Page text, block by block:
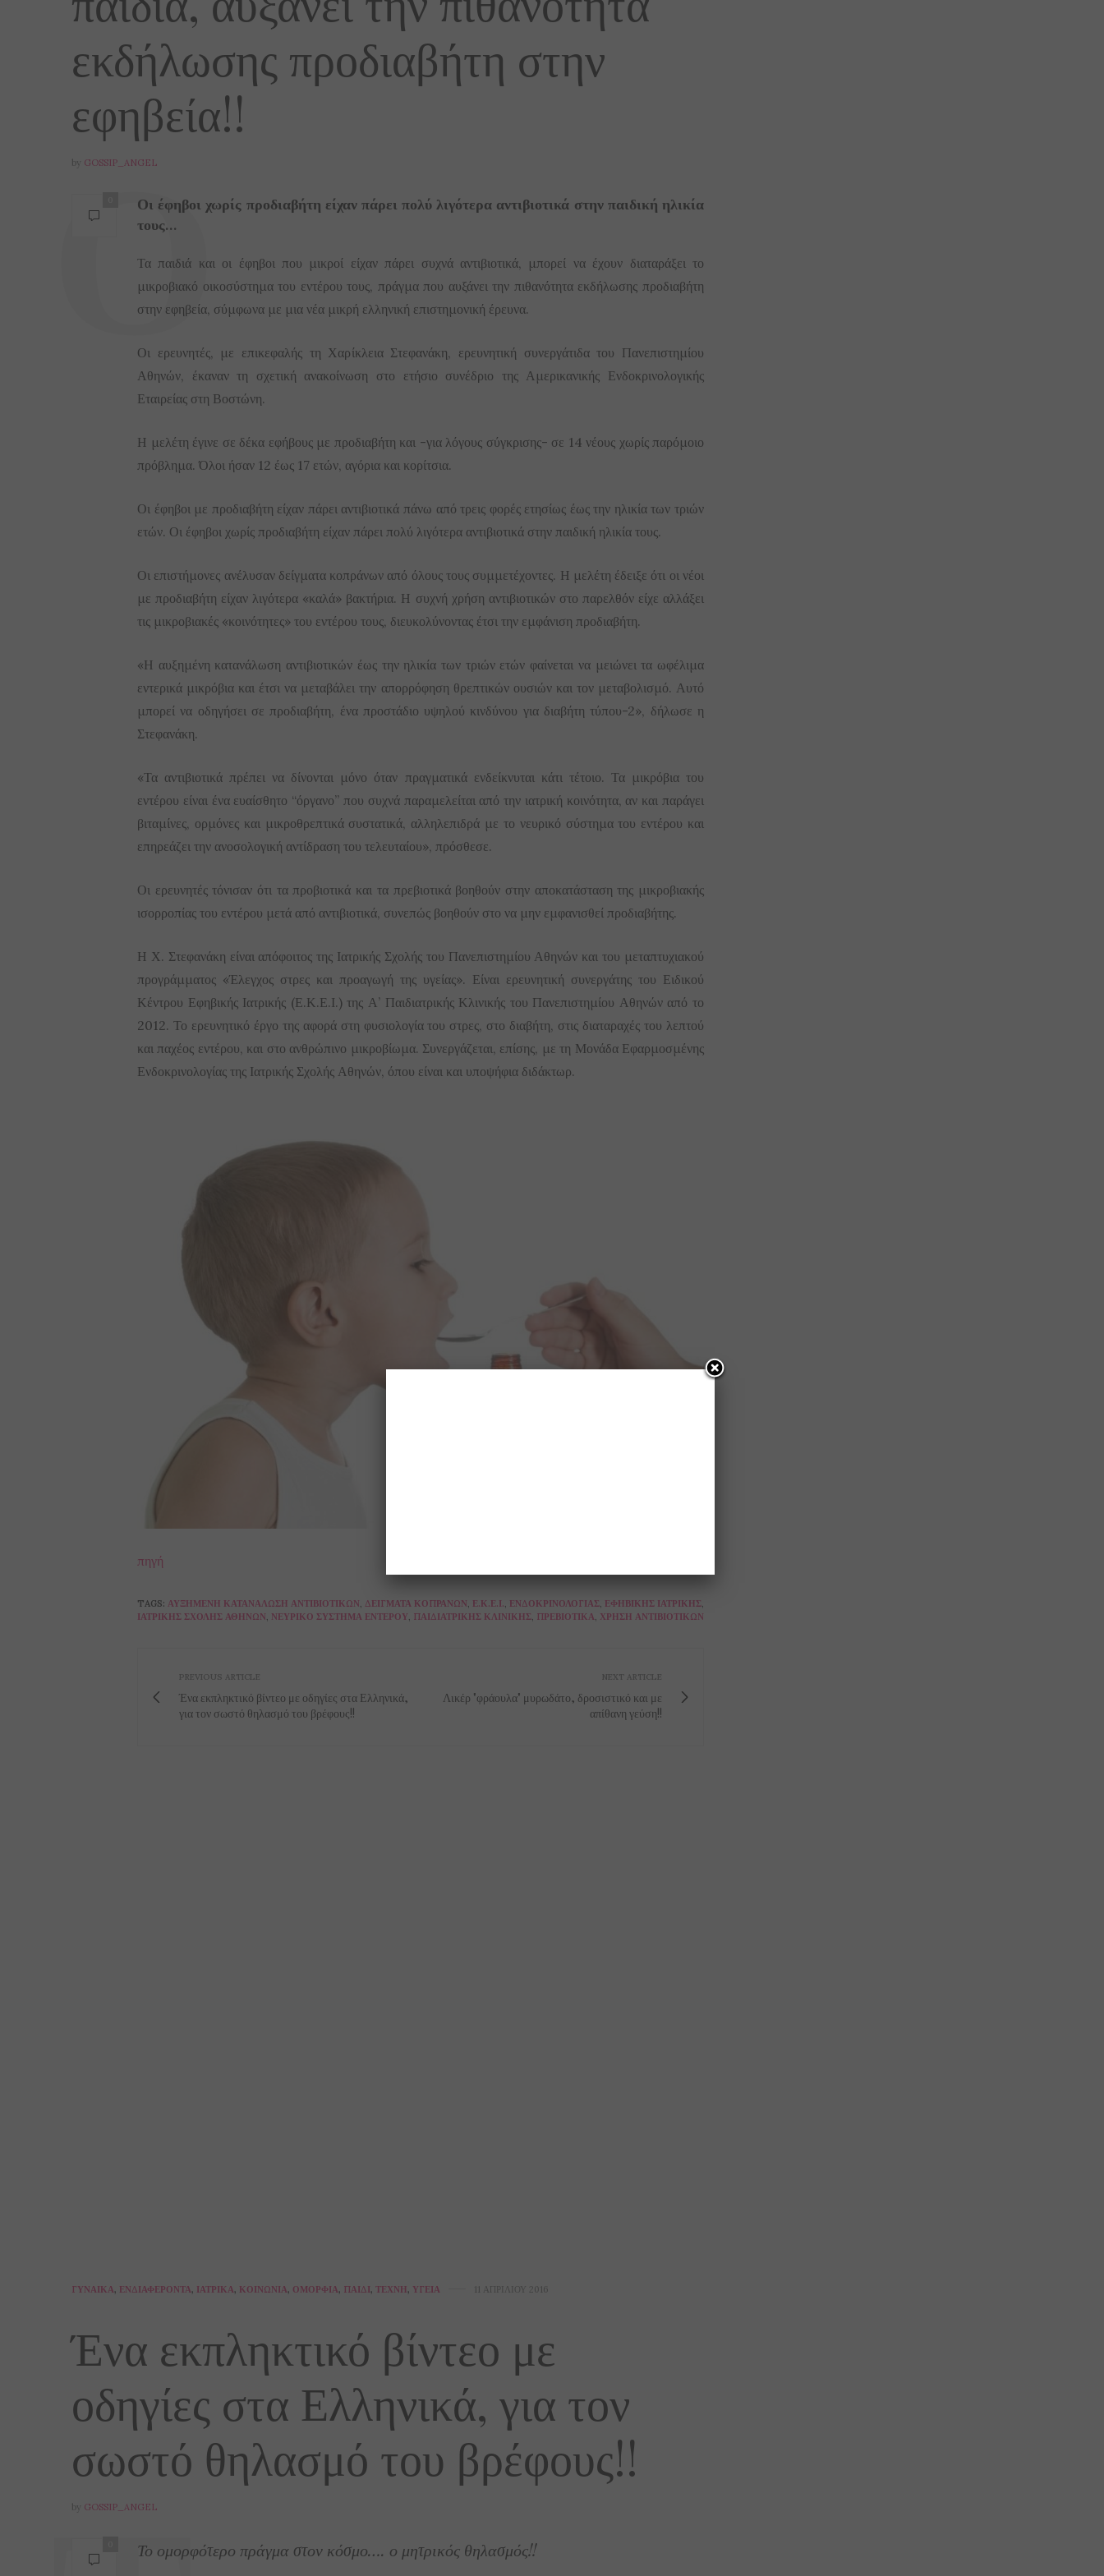
εκδήλωσης προδιαβήτη στην
εφηβεία!!
by GOSSIP_ANGEL
Οι έφηβοι χωρίς προδιαβήτη είχαν πάρει πολύ λιγότερα αντιβιοτικά στην παιδική ηλικία
τους…
Τα παιδιά και οι έφηβοι που μικροί είχαν πάρει συχνά αντιβιοτικά, μπορεί να έχουν διαταράξει το
μικροβιακό οικοσύστημα του εντέρου τους, πράγμα που αυξάνει την πιθανότητα εκδήλωσης προδιαβήτη
στην εφηβεία, σύμφωνα με μια νέα μικρή ελληνική επιστημονική έρευνα.
Οι ερευνητές, με επικεφαλής τη Χαρίκλεια Στεφανάκη, ερευνητική συνεργάτιδα του Πανεπιστημίου
Αθηνών, έκαναν τη σχετική ανακοίνωση στο ετήσιο συνέδριο της Αμερικανικής Ενδοκρινολογικής
Εταιρείας στη Βοστώνη.
Η μελέτη έγινε σε δέκα εφήβους με προδιαβήτη και -για λόγους σύγκρισης- σε 14 νέους χωρίς παρόμοιο
πρόβλημα. Όλοι ήσαν 12 έως 17 ετών, αγόρια και κορίτσια.
Οι έφηβοι με προδιαβήτη είχαν πάρει αντιβιοτικά πάνω από τρεις φορές ετησίως έως την ηλικία των τριών
ετών. Οι έφηβοι χωρίς προδιαβήτη είχαν πάρει πολύ λιγότερα αντιβιοτικά στην παιδική ηλικία τους.
Οι επιστήμονες ανέλυσαν δείγματα κοπράνων από όλους τους συμμετέχοντες. Η μελέτη έδειξε ότι οι νέοι
με προδιαβήτη είχαν λιγότερα «καλά» βακτήρια. Η συχνή χρήση αντιβιοτικών στο παρελθόν είχε αλλάξει
τις μικροβιακές «κοινότητες» του εντέρου τους, διευκολύνοντας έτσι την εμφάνιση προδιαβήτη.
«Η αυξημένη κατανάλωση αντιβιοτικών έως την ηλικία των τριών ετών φαίνεται να μειώνει τα ωφέλιμα
εντερικά μικρόβια και έτσι να μεταβάλει την απορρόφηση θρεπτικών ουσιών και τον μεταβολισμό. Αυτό
μπορεί να οδηγήσει σε προδιαβήτη, ένα προστάδιο υψηλού κινδύνου για διαβήτη τύπου-2», δήλωσε η
Στεφανάκη.
«Τα αντιβιοτικά πρέπει να δίνονται μόνο όταν πραγματικά ενδείκνυται κάτι τέτοιο. Τα μικρόβια του
εντέρου είναι ένα ευαίσθητο “όργανο” που συχνά παραμελείται από την ιατρική κοινότητα, αν και παράγει
βιταμίνες, ορμόνες και μικροθρεπτικά συστατικά, αλληλεπιδρά με το νευρικό σύστημα του εντέρου και
επηρεάζει την ανοσολογική αντίδραση του τελευταίου», πρόσθεσε.
Οι ερευνητές τόνισαν ότι τα προβιοτικά και τα πρεβιοτικά βοηθούν στην αποκατάσταση της μικροβιακής
ισορροπίας του εντέρου μετά από αντιβιοτικά, συνεπώς βοηθούν στο να μην εμφανισθεί προδιαβήτης.
Η Χ. Στεφανάκη είναι απόφοιτος της Ιατρικής Σχολής του Πανεπιστημίου Αθηνών και του μεταπτυχιακού
προγράμματος «Έλεγχος στρες και προαγωγή της υγείας». Είναι ερευνητική συνεργάτης του Ειδικού
Κέντρου Εφηβικής Ιατρικής (Ε.Κ.Ε.Ι.) της Α’ Παιδιατρικής Κλινικής του Πανεπιστημίου Αθηνών από το
2012. Το ερευνητικό έργο της αφορά στη φυσιολογία του στρες, στο διαβήτη, στις διαταραχές του λεπτού
και παχέος εντέρου, και στο ανθρώπινο μικροβίωμα. Συνεργάζεται, επίσης, με τη Μονάδα Εφαρμοσμένης
Ενδοκρινολογίας της Ιατρικής Σχολής Αθηνών, όπου είναι και υποψήφια διδάκτωρ.
πηγή
TAGS: ΑΥΞΗΜΈΝΗ ΚΑΤΑΝΆΛΩΣΗ ΑΝΤΙΒΙΟΤΙΚΏΝ ΔΕΊΓΜΑΤΑ ΚΟΠΡΆΝΩΝ Ε.Κ.Ε.Ι. ΕΝΔΟΚΡΙΝΟΛΟΓΊΑΣ ΕΦΗΒΙΚΉΣ ΙΑΤΡΙΚΉΣ
ΙΑΤΡΙΚΉΣ ΣΧΟΛΉΣ ΑΘΗΝΏΝ ΝΕΥΡΙΚΌ ΣΎΣΤΗΜΑ ΕΝΤΈΡΟΥ ΠΑΙΔΙΑΤΡΙΚΉΣ ΚΛΙΝΙΚΉΣ ΠΡΕΒΙΟΤΙΚΆ ΧΡΉΣΗ ΑΝΤΙΒΙΟΤΙΚΏΝ
PREVIOUS ARTICLE
Ένα εκπληκτικό βίντεο με οδηγίες στα Ελληνικά,
για τον σωστό θηλασμό του βρέφους!!
NEXT ARTICLE
Λικέρ "φράουλα" μυρωδάτο, δροσιστικό και με
απίθανη γεύση!!
ΓΥΝΑΊΚΑ, ΕΝΔΙΑΦΈΡΟΝΤΑ, ΙΑΤΡΙΚΆ, ΚΟΙΝΩΝΊΑ, ΟΜΟΡΦΙΆ, ΠΑΙΔΊ, ΤΈΧΝΗ, ΥΓΕΊΑ 11 ΑΠΡΙΛΊΟΥ 2016
Ένα εκπληκτικό βίντεο με
οδηγίες στα Ελληνικά, για τον
σωστό θηλασμό του βρέφους!!
by GOSSIP_ANGEL
Το ομορφότερο πράγμα στον κόσμο…. ο μητρικός θηλασμός!!